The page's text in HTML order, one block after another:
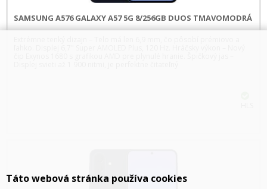
SAMSUNG A576 GALAXY A57 5G 8/256GB DUOS TMAVOMODRÁ
Táto webová stránka používa cookies